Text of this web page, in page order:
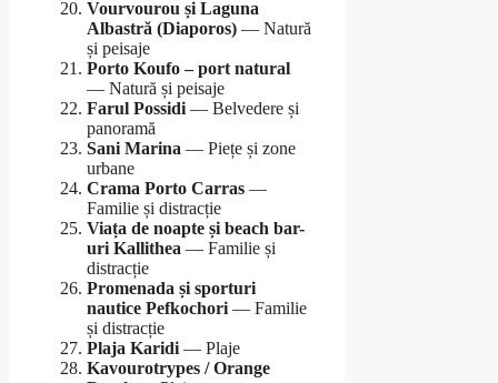
Vourvourou și Laguna
Albastră (Diaporos) — Natură
și peisaje
Porto Koufo – port natural
— Natură și peisaje
Farul Possidi— Belvedere și
panoramă
Sani Marina — Piețe și zone
urbane
Crama Porto Carras —
Familie și distracție
Viața de noapte și beach bar-
uri Kallithea — Familie și
distracție
Promenada și sporturi
nautice Pefkochori— Familie
și distracție
Plaja Karidi— Plaje
Kavourotrypes / Orange